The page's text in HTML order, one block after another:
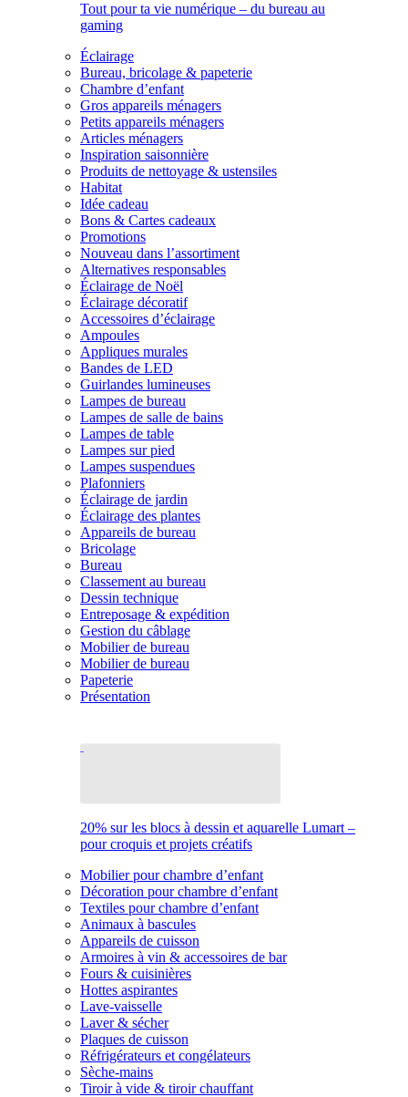
Tout pour ta vie numérique – du bureau au
gaming
Éclairage
Bureau, bricolage & papeterie
Chambre d’enfant
Gros appareils ménagers
Petits appareils ménagers
Articles ménagers
Inspiration saisonnière
Produits de nettoyage & ustensiles
Habitat
Idée cadeau
Bons & Cartes cadeaux
Promotions
Nouveau dans l’assortiment
Alternatives responsables
Éclairage de Noël
Éclairage décoratif
Accessoires d’éclairage
Ampoules
Appliques murales
Bandes de LED
Guirlandes lumineuses
Lampes de bureau
Lampes de salle de bains
Lampes de table
Lampes sur pied
Lampes suspendues
Plafonniers
Éclairage de jardin
Éclairage des plantes
Appareils de bureau
Bricolage
Bureau
Classement au bureau
Dessin technique
Entreposage & expédition
Gestion du câblage
Mobilier de bureau
Mobilier de bureau
Papeterie
Présentation
20% sur les blocs à dessin et aquarelle Lumart –
pour croquis et projets créatifs
Mobilier pour chambre d’enfant
Décoration pour chambre d’enfant
Textiles pour chambre d’enfant
Animaux à bascules
Appareils de cuisson
Armoires à vin & accessoires de bar
Fours & cuisinières
Hottes aspirantes
Lave-vaisselle
Laver & sécher
Plaques de cuisson
Réfrigérateurs et congélateurs
Sèche-mains
Tiroir à vide & tiroir chauffant